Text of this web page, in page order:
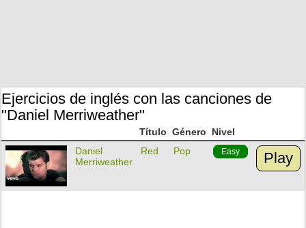
Ejercicios de inglés con las canciones de
"Daniel Merriweather"
Título Género
Nivel
Daniel
Merriweather
Red Pop Easy Play